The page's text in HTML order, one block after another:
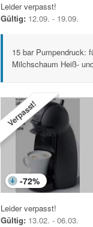
Leider verpasst!
Gültig: 12.09. - 19.09.
15 bar Pumpendruck:
Milchschaum Heiß-
Verpasst!
-72%
Leider verpasst!
Gültig: 13.02. - 06.03.